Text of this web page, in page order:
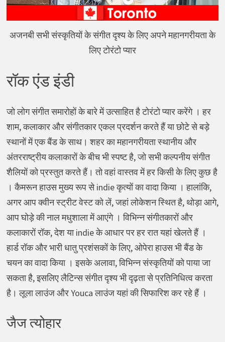
अजनबी सभी संस्कृतियों के संगीत दृश्य के लिए अपने महानगरीयता के
लिए टोरंटो प्यार
रॉक एंड इंडी
जो लोग संगीत समारोहों के बारे में उत्साहित है टोरंटो प्यार करेंगे । हर
शाम, कलाकार और संगीतकार एकल प्रदर्शन करते हैं या छोटे से बड़े
स्थानों में एक बैंड के साथ। शहर का महानगरीयता स्थानीय और
अंतरराष्ट्रीय कलाकारों के बीच भी स्पष्ट है, जो सभी कल्पनीय संगीत
शैलियों को प्रस्तुत करते हैं। तो वहां वास्तव में हर किसी के लिए कुछ है
। कैमरून हाउस मुख्य रूप से indie कृत्यों का वादा किया । हालांकि,
अगर आप क्वीन स्ट्रीट वेस्ट को लें, जहां लोकेशन स्थित है, थोड़ा आगे,
आप घोड़े की नाल मधुशाला में आएंगे । विभिन्न संगीतकारों और
कलाकारों रॉक, देश या indie के आधार पर हर रात यहां खेलते हैं ।
हार्ड रॉक और भारी धातु प्रशंसकों के लिए, ओपेरा हाउस भी बैंड के
चयन का वादा किया । इसके अलावा, विभिन्न संस्कृतियों को पाया जा
सकता है, इसलिए लैटिन्स संगीत दृश्य भी दृढ़ता से प्रतिनिधित्व करता
है। लूला लाउंज और Youca लाउंज यहां की सिफारिश कर रहे हैं ।
जैज त्योहार